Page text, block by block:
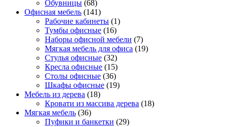
Обувницы (68)
Офисная мебель (141)
Рабочие кабинеты (1)
Тумбы офисные (16)
Наборы офисной мебели (7)
Мягкая мебель для офиса (19)
Стулья офисные (32)
Кресла офисные (15)
Столы офисные (36)
Шкафы офисные (19)
Мебель из дерева (18)
Кровати из массива дерева (18)
Мягкая мебель (36)
Пуфики и банкетки (29)